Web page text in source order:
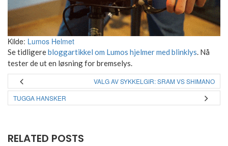
Kilde: Lumos Helmet
Se tidligerebloggartikkel om Lumos hjelmer med blinklys. Nå
tester de ut en løsning for bremselys.
VALG AV SYKKELGIR: SRAM VS SHIMANO
TUGGA HANSKER
RELATED POSTS